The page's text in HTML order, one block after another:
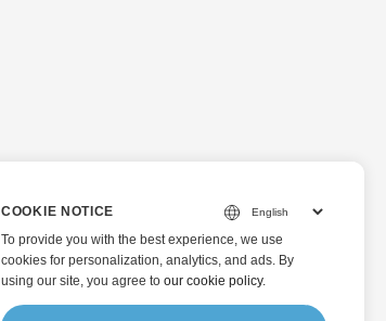
COOKIE NOTICE
To provide you with the best experience, we use
cookies for personalization, analytics, and ads. By
using our site, you agree to our cookie policy.